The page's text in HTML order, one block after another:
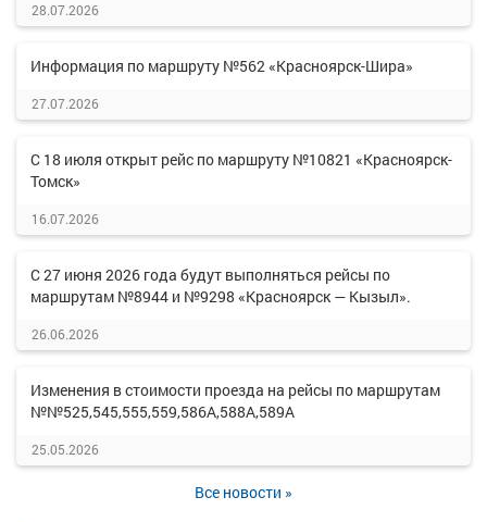
28.07.2026
Информация по маршруту №562 «Красноярск-Шира»
27.07.2026
С 18 июля открыт рейс по маршруту №10821 «Красноярск-
Томск»
16.07.2026
С 27 июня 2026 года будут выполняться рейсы по
маршрутам №8944 и №9298 «Красноярск — Кызыл».
26.06.2026
Изменения в стоимости проезда на рейсы по маршрутам
№№525,545,555,559,586А,588А,589А
25.05.2026
Все новости »